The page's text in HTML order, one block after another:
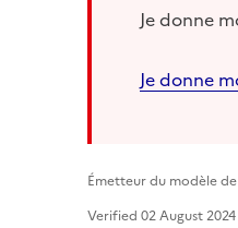
Je donne
Je donne
Émetteur du modèle
Verified 02 August